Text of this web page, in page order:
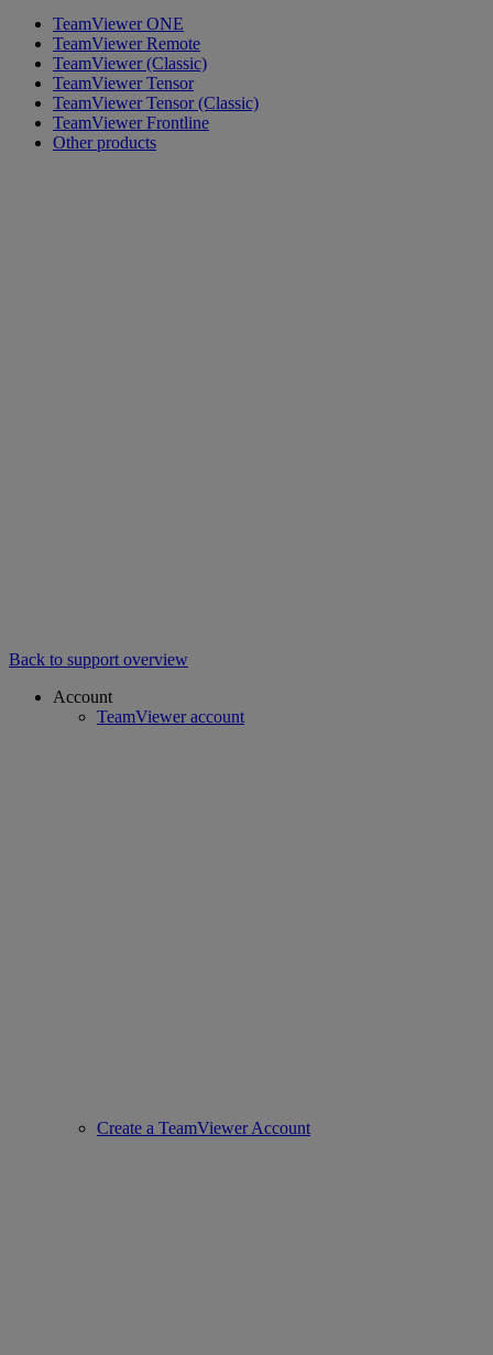
TeamViewer ONE
TeamViewer Remote
TeamViewer (Classic)
TeamViewer Tensor
TeamViewer Tensor (Classic)
TeamViewer Frontline
Other products
Back to support overview
Account
TeamViewer account
Create a TeamViewer Account